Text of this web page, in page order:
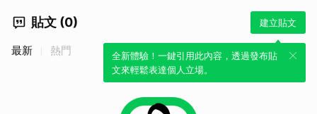
貼文 (0) 建立貼文
全新體驗！一鍵引用此內容，透過發布貼
文來輕鬆表達個人立場。
最新 熱門